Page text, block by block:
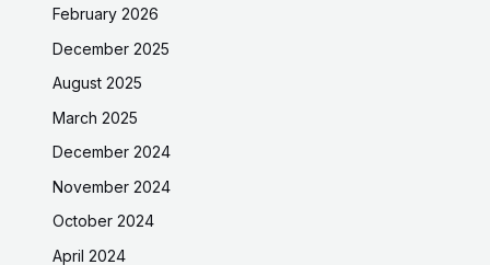
February 2026
December 2025
August 2025
March 2025
December 2024
November 2024
October 2024
April 2024